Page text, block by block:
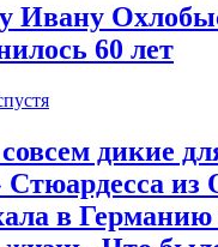
Ивану
60 лет
дикие
из
в